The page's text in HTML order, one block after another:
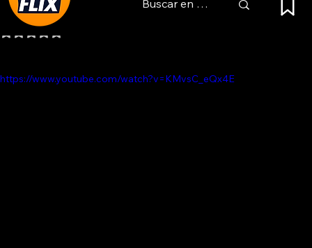
LES LUTHIERS. LAS OBRAS DE AYER
Obtuvo NaN de 5 estrellas.
https://www.youtube.com/watch?v=KMvsC_eQx4E